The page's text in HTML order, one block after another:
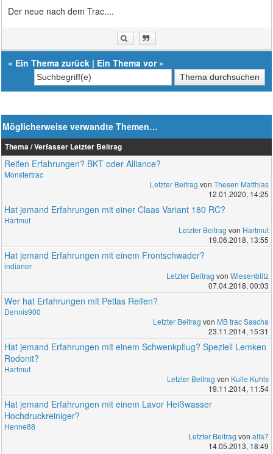
Der neue nach dem Trac....
« Ein Thema zurück | Ein Thema vor»
Möglicherweise verwandte Themen…
Thema / Verfasser Letzter Beitrag
Reifen Erfahrungen? BKT oder Alliance?
Monstertrac
Letzter Beitrag von Thesen Matthias
12.01.2020, 14:25
Hat jemand Erfahrungen mit einer Claas Variant 180 RC?
Hartmut
Letzter Beitrag von Hartmut
19.06.2018, 13:55
Hat jemand Erfahrungen mit einem Frontschwader?
indianer
Letzter Beitrag von Wiesenblitz
07.04.2018, 00:03
Wer hat Erfahrungen mit Petlas Reifen?
Dennis900
Letzter Beitrag von MB trac Sascha
23.11.2014, 15:31
Hat jemand Erfahrungen mit einem Schwenkpflug? Speziell Lemken
Rodonit?
Hartmut
Letzter Beitrag von Kulle Kuhls
19.11.2014, 11:54
Hat jemand Erfahrungen mit einem Lavor Heißwasser
Hochdruckreiniger?
Henne88
Letzter Beitrag von alfa7
14.05.2013, 18:49